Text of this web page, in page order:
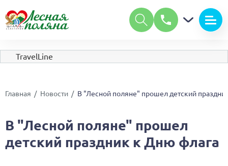
Размер шрифта: А А
Обычная версия сайта
TravelLine
Главная Новости В "Лесной поляне" прошел детский
В "Лесной поляне" прошел
детский праздник к Дню флага